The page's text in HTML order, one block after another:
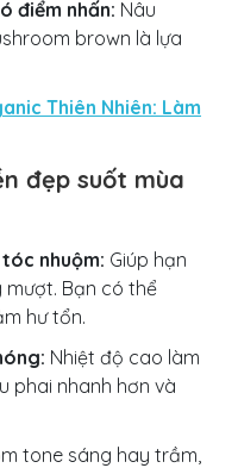
điểm nhấn: Nâu
brown là lựa
Thiên Nhiên: Làm
đẹp suốt mùa
nhuộm: Giúp hạn
Bạn có thể
hư tổn.
Nhiệt độ cao làm
phai nhanh hơn và
tone sáng hay trầm,